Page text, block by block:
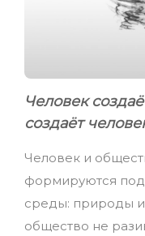
Человек
создаёт
Человек и
формируются
среды: природы и
общество не